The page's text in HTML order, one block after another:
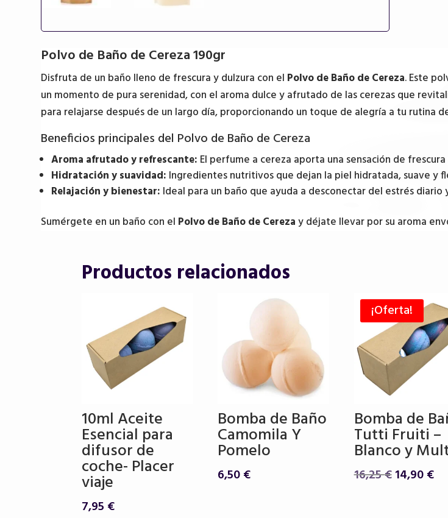
Polvo de Baño de Cereza 190gr
Disfruta de un baño lleno de frescura y dulzura con el Polvo de Baño de Cereza. Este
un momento de pura serenidad, con el aroma dulce y afrutado de las cerezas que
para relajarse después de un largo día, proporcionando un toque de alegría a tu rutina
Beneficios principales del Polvo de Baño de Cereza
Aroma afrutado y refrescante: El perfume a cereza aporta una sensación de
Hidratación y suavidad: Ingredientes nutritivos que dejan la piel hidratada, suave y
Relajación y bienestar: Ideal para un baño que ayuda a desconectar del estrés
Sumérgete en un baño con el Polvo de Baño de Cerezay déjate llevar por su aroma
Productos relacionados
10ml Aceite
Esencial para
difusor de
coche- Placer
viaje
7,95 €
Bomba de Baño
Camomila Y
Pomelo
6,50€
¡Oferta!
Bomba de
Tutti Fruiti –
Blanco y
16,25€ El
14,90€El